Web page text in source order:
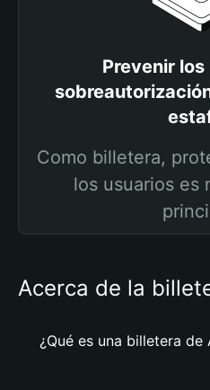
Prevenir
Como billetera,
los usuarios es
Acerca de la
¿Qué es una billetera de